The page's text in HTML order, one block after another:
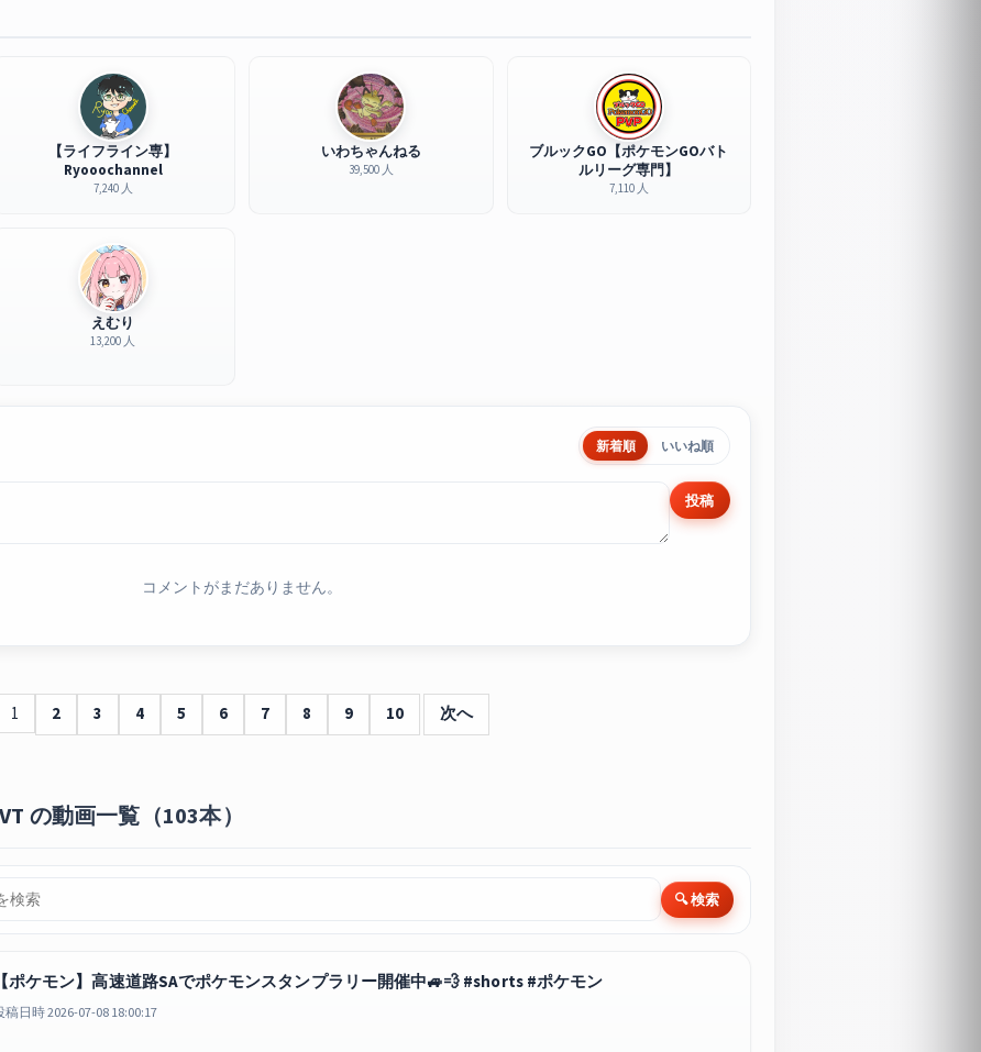
【ライフライン専】
Ryooochannel
7,240 人
いわちゃんねる
39,500 人
ブルックGO【ポケモンGOバト
ルリーグ専門】
7,110 人
えむり
13,200 人
新着順 いいね順
投稿
コメントがまだありません。
1 2 3 4 5 6 7 8 9 10 次へ
の動画一覧（103本）
🔍 検索
【ポケモン】高速道路SAでポケモンスタンプラリー開催中🚙💨 #shorts #ポケモン
稿日時 2026-07-08 18:00:17